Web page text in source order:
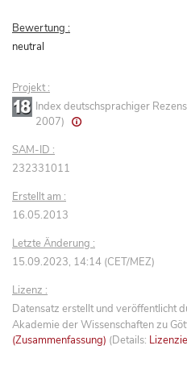
Bewertung :
neutral
Projekt :
Index deutschsprachiger
2007)
SAM-ID :
232331011
Erstellt am :
16.05.2013
Letzte Änderung :
15.09.2023, 14:14 (CET/MEZ)
Lizenz :
Datensatz erstellt und veröffentlicht
Akademie der Wissenschaften zu
(Zusammenfassung) (Details: